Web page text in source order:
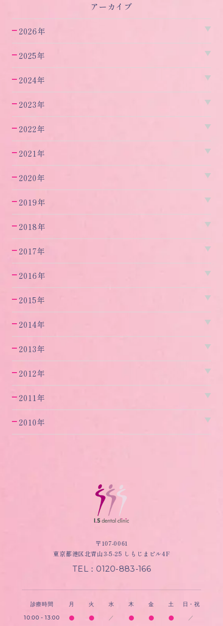
アーカイブ
2026年
2025年
2024年
2023年
2022年
2021年
2020年
2019年
2018年
2017年
2016年
2015年
2014年
2013年
2012年
2011年
2010年
〒107-0061
東京都港区北青山3-5-25 しもじまビル4F
TEL：0120-883-166
診療時間 月 火 水 木 金 土 日・祝
10:00 - 13:00 ／ ／